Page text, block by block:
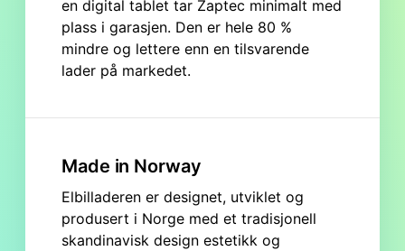
en digital tablet tar Zaptec minimalt med
plass i garasjen. Den er hele 80 %
mindre og lettere enn en tilsvarende
lader på markedet.
Made in Norway
Elbilladeren er designet, utviklet og
produsert i Norge med et tradisjonell
skandinavisk design estetikk og